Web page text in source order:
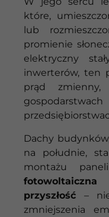
które,
lub
promienie
elektryczny
inwerterów, ten
prąd
Dachy
na południe,
montażu
przyszłość –
zmniejszenia